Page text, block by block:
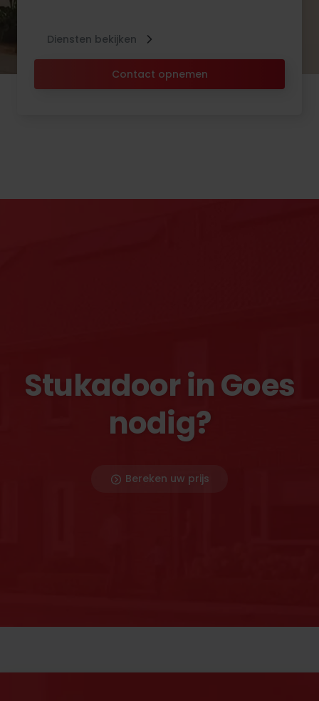
Contact opnemen
Diensten bekijken
Stukadoor in Goes
nodig?
Bereken uw prijs